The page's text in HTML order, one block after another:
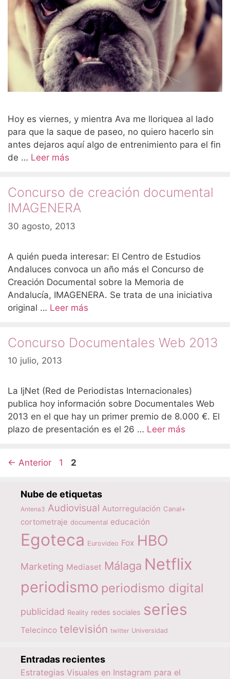
Hoy es viernes, y mientra Ava me lloriquea al lado
para que la saque de paseo, no quiero hacerlo sin
antes dejaros aquí algo de entrenimiento para el fin
de … Leer más
Concurso de creación documental
IMAGENERA
30 agosto, 2013
A quién pueda interesar: El Centro de Estudios
Andaluces convoca un año más el Concurso de
Creación Documental sobre la Memoria de
Andalucía, IMAGENERA. Se trata de una iniciativa
original … Leer más
Concurso Documentales Web 2013
10 julio, 2013
La IjNet (Red de Periodistas Internacionales)
publica hoy información sobre Documentales Web
2013 en el que hay un primer premio de 8.000 €. El
plazo de presentación es el 26 … Leer más
← Anterior Página
1 Página
2
Nube de etiquetas
Antena3 Audiovisual Autorregulación Canal+
cortometraje documental educación
Egoteca Eurovideo Fox HBO
Marketing Mediaset Málaga Netflix
periodismo periodismo digital
publicidad Reality redes sociales series
Telecinco televisión twitter Universidad
Entradas recientes
Estrategias Visuales en Instagram para el